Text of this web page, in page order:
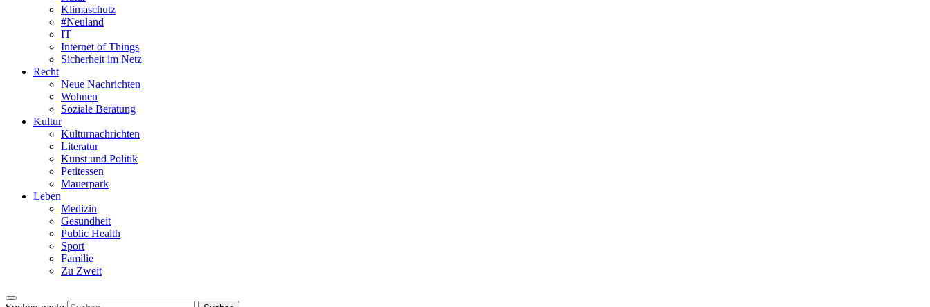
Klimaschutz
#Neuland
IT
Internet of Things
Sicherheit im Netz
Recht
Neue Nachrichten
Wohnen
Soziale Beratung
Kultur
Kulturnachrichten
Literatur
Kunst und Politik
Petitessen
Mauerpark
Leben
Medizin
Gesundheit
Public Health
Sport
Familie
Zu Zweit